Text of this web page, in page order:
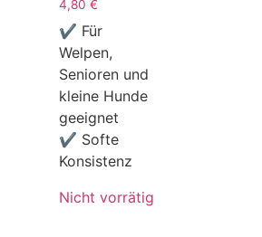
4,80 €
✔ Für
Welpen,
Senioren und
kleine Hunde
geeignet
✔ Softe
Konsistenz
Nicht vorrätig